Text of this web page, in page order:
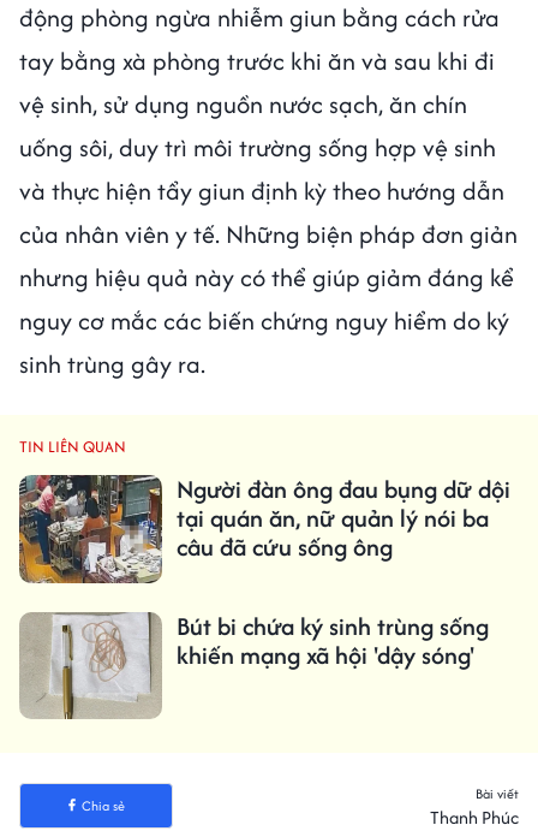
động phòng ngừa nhiễm giun bằng cách rửa
tay bằng xà phòng trước khi ăn và sau khi đi
vệ sinh, sử dụng nguồn nước sạch, ăn chín
uống sôi, duy trì môi trường sống hợp vệ sinh
và thực hiện tẩy giun định kỳ theo hướng dẫn
của nhân viên y tế. Những biện pháp đơn giản
nhưng hiệu quả này có thể giúp giảm đáng kể
nguy cơ mắc các biến chứng nguy hiểm do ký
sinh trùng gây ra.
TIN LIÊN QUAN
Người đàn ông đau bụng dữ dội
tại quán ăn, nữ quản lý nói ba
câu đã cứu sống ông
Bút bi chứa ký sinh trùng sống
khiến mạng xã hội 'dậy sóng'
Chia sẻ
Bài viết
Thanh Phúc